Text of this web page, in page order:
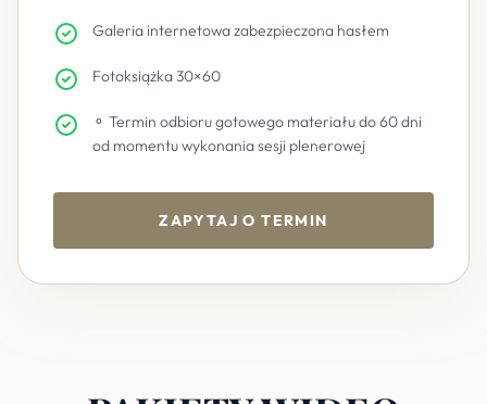
Galeria internetowa zabezpieczona hasłem
Fotoksiążka 30×60
⚬ Termin odbioru gotowego materiału do 60 dni
od momentu wykonania sesji plenerowej
ZAPYTAJ O TERMIN